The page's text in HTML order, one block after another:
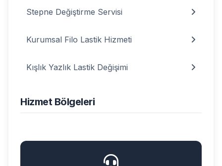
Stepne Değiştirme Servisi
Kurumsal Filo Lastik Hizmeti
Kışlık Yazlık Lastik Değişimi
Hizmet Bölgeleri